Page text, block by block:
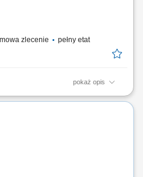
zlecenie pełny etat
pokaż opis
Czas trwania: 8 godzin